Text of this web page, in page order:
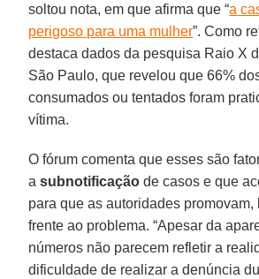
soltou nota, em que afirma que “a
perigoso para uma mulher”. Como
destaca dados da pesquisa Raio X
São Paulo, que revelou que 66%
consumados ou tentados foram
vítima.
O fórum comenta que esses são
asubnotificação de casos e que
para que as autoridades promovam,
frente ao problema. “Apesar da
números não parecem refletir a
dificuldade de realizar a denúncia